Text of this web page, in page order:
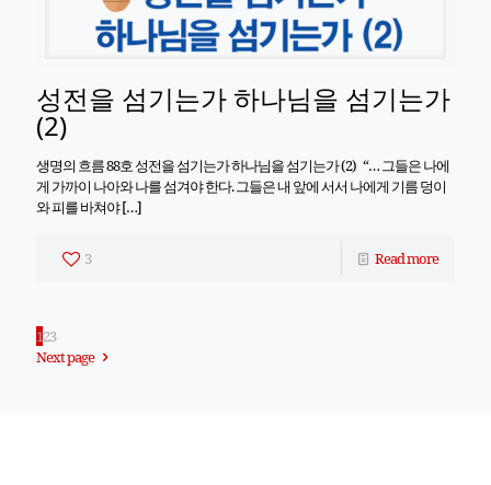
성전을 섬기는가 하나님을 섬기는가
(2)
생명의 흐름 88호 성전을 섬기는가 하나님을 섬기는가 (2) “… 그들은 나에
게 가까이 나아와 나를 섬겨야 한다. 그들은 내 앞에 서서 나에게 기름 덩이
와 피를 바쳐야[…]
3 Read more
123
Next page